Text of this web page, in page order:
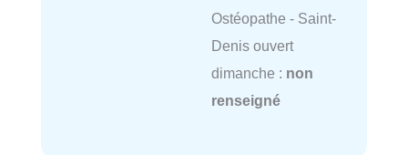
Ostéopathe - Saint-
Denis ouvert
dimanche : non
renseigné